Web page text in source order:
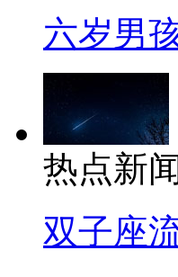
六岁男
热点新
双子座